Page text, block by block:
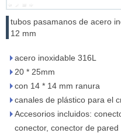
tubos pasamanos de acero
12 mm
acero inoxidable 316L
20 * 25mm
con 14 * 14 mm ranura
canales de plástico para el
Accesorios incluidos:
conector, conector de